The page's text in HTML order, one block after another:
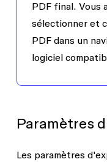
PDF final. Vous
sélectionner et
PDF dans un
logiciel
Paramètres
Les paramètres